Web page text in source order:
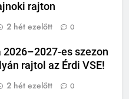
rajton
2 hét ezelőtt 0
2026–2027-es szezon
rajtol az Érdi VSE!
2 hét ezelőtt 0